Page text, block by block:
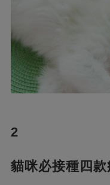
2
貓咪必接種四款